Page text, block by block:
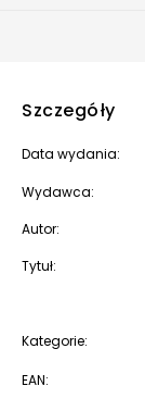
Szczegóły
Data wydania:
Wydawca:
Autor:
Tytuł:
Kategorie:
EAN: